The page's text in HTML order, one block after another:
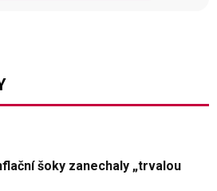
šoky zanechaly „trvalou